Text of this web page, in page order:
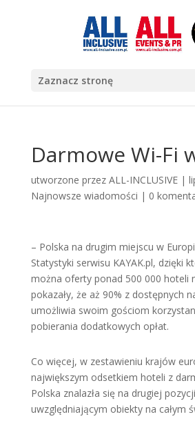
Zaznacz stronę
Darmowe Wi-Fi
utworzone przez ALL-INCLUSIVE|
Najnowsze wiadomości | 0
– Polska na drugim miejscu w
Statystyki serwisu KAYAK.pl, dzięki
można oferty ponad 500 000 hoteli
pokazały, że aż 90% z dostępnych
umożliwia swoim gościom
pobierania dodatkowych opłat.
Co więcej, w zestawieniu krajów
największym odsetkiem hoteli z
Polska znalazła się na drugiej
uwzględniającym obiekty na całym